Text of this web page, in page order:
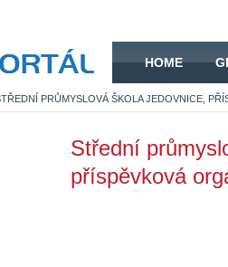
HOME
Střední
příspěvková